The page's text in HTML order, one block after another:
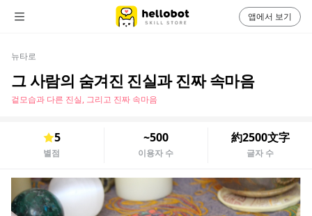
뉴타로
그 사람의 숨겨진 진실과 진짜 속마음
겉모습과 다른 진실, 그리고 진짜 속마음
5
별점
~500
이용자 수
約2500文字
글자 수
앱에서 보기